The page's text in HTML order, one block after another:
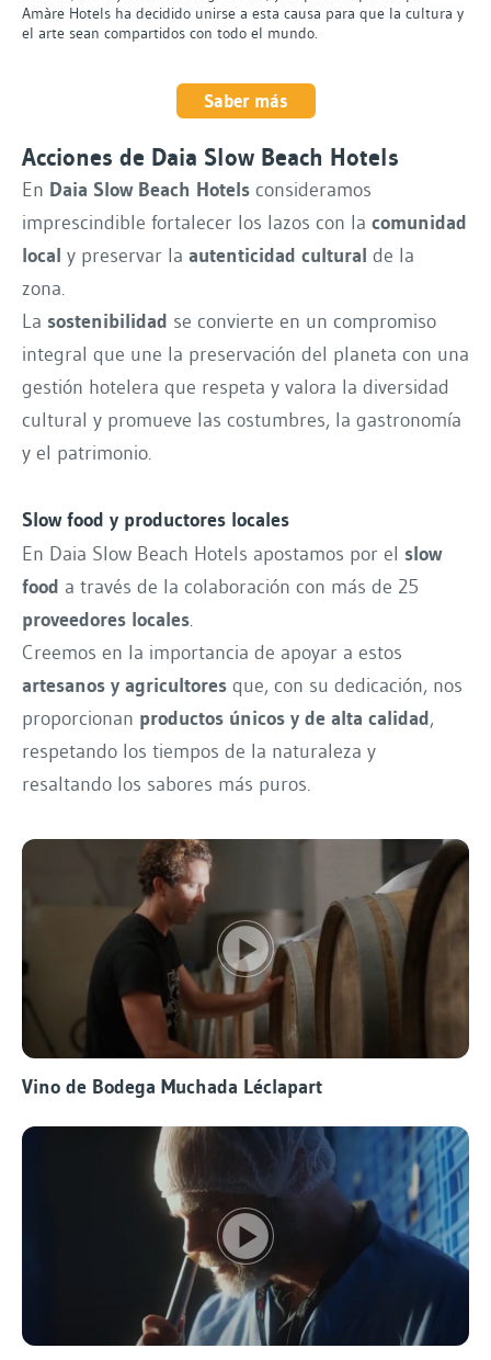
Amàre Hotels ha decidido unirse a esta causa para que la cultura y
el arte sean compartidos con todo el mundo.
Saber más
Acciones de Daia Slow Beach Hotels
En Daia Slow Beach Hotels consideramos
imprescindible fortalecer los lazos con la comunidad
local y preservar la autenticidad cultural de la
zona.
La sostenibilidad se convierte en un compromiso
integral que une la preservación del planeta con una
gestión hotelera que respeta y valora la diversidad
cultural y promueve las costumbres, la gastronomía
y el patrimonio.
Slow food y productores locales
En Daia Slow Beach Hotels apostamos por el slow
food a través de la colaboración con más de 25
proveedores locales.
Creemos en la importancia de apoyar a estos
artesanos y agricultores que, con su dedicación, nos
proporcionan productos únicos y de alta calidad,
respetando los tiempos de la naturaleza y
resaltando los sabores más puros.
Vino de Bodega Muchada Léclapart